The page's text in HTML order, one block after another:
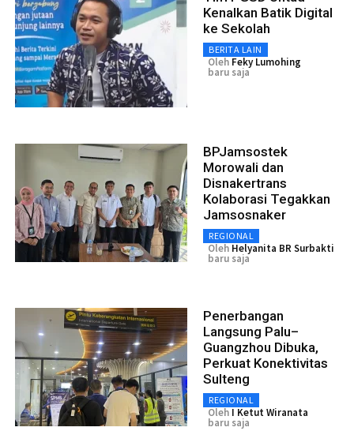
Kenalkan Batik Digital
ke Sekolah
BERITA LAIN
Oleh Feky Lumohing
baru saja
BPJamsostek
Morowali dan
Disnakertrans
Kolaborasi Tegakkan
Jamsosnaker
REGIONAL
Oleh Helyanita BR Surbakti
baru saja
Penerbangan
Langsung Palu–
Guangzhou Dibuka,
Perkuat Konektivitas
Sulteng
REGIONAL
Oleh I Ketut Wiranata
baru saja